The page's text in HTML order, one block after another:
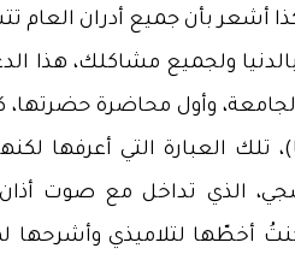
أشعر بأن جميع أدران العام
ولجميع مشاكلك، هذا
وأول محاضرة
تلك العبارة التي أعرفها
الذي تداخل مع صوت
أخطّها لتلاميذي وأشرحها